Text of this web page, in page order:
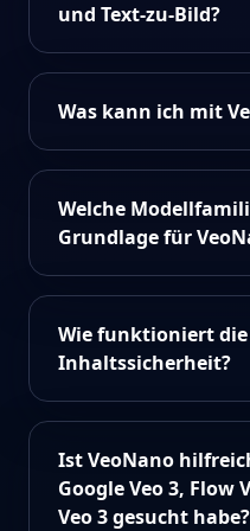
und Text-zu-Bild?
Was kann ich mit
Welche
Grundlage für
Wie funktioniert die
Inhaltssicherheit?
Ist VeoNano
Google Veo 3, Flow
Veo 3 gesucht habe?